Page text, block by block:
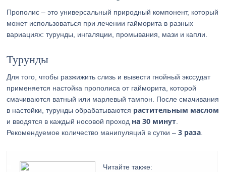
Прополис – это универсальный природный компонент, который
может использоваться при лечении гайморита в разных
вариациях: турунды, ингаляции, промывания, мази и капли.
Турунды
Для того, чтобы разжижить слизь и вывести гнойный экссудат
применяется настойка прополиса от гайморита, которой
смачиваются ватный или марлевый тампон. После смачивания
в настойки, турунды обрабатываются растительным маслом
и вводятся в каждый носовой проход на 30 минут
Рекомендуемое количество манипуляций в сутки –3 раза
Читайте также: